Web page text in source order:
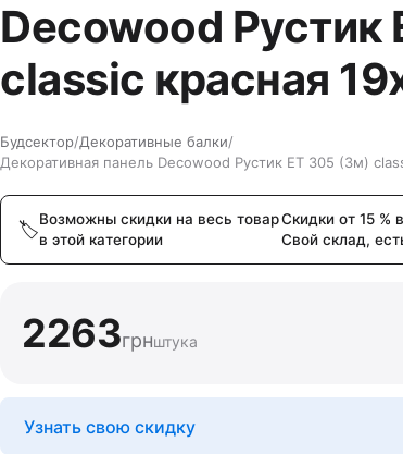
Decowood Рустик
classic красная
Будсектор/Декоративные балки/
Декоративная панель Decowood Рустик ET 305 (3м)
Возможны скидки на весь товар
в этой категории
Скидки от 15 %
Свой склад,
2263грнштука
Узнать свою скидку